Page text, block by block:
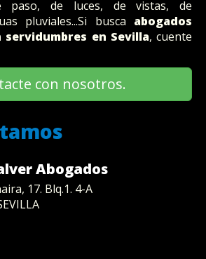
paso, de luces, de vistas, de
pluviales...Si busca abogados
servidumbres en Sevilla, cuente
con nosotros.
Abogados
17. Blq.1. 4-A